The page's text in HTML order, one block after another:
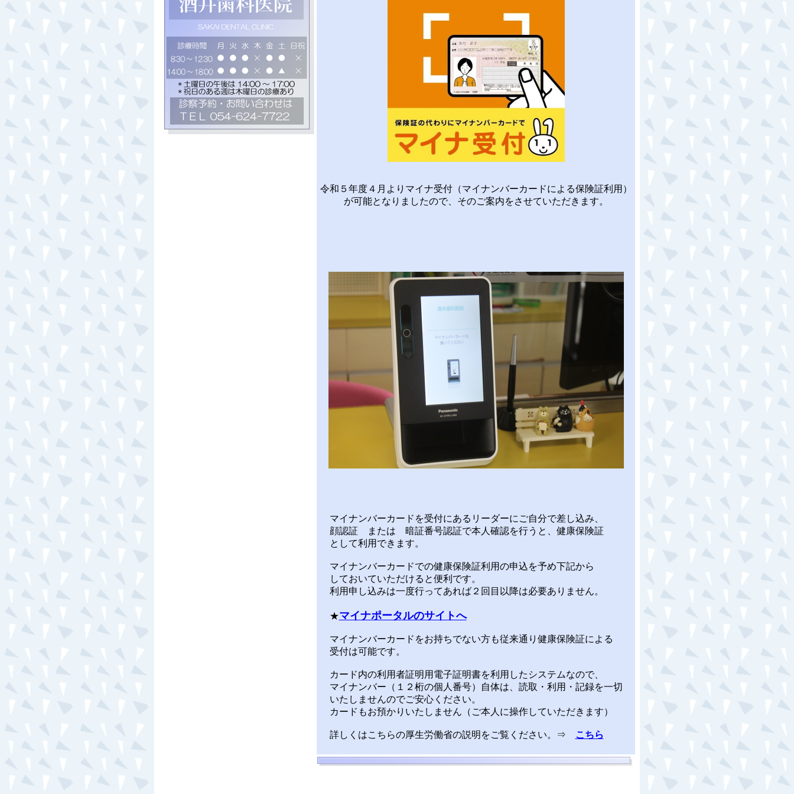
令和５年度４月よりマイナ受付（マイナンバーカードによる保険証利用）
が可能となりましたので、そのご案内をさせていただきます。
マイナンバーカードを受付にあるリーダーにご自分で差し込み、
顔認証 または 暗証番号認証で本人確認を行うと、健康保険証
として利用できます。
マイナンバーカードでの健康保険証利用の申込を予め下記から
しておいていただけると便利です。
利用申し込みは一度行ってあれば２回目以降は必要ありません。
★マイナポータルのサイトへ
マイナンバーカードをお持ちでない方も従来通り健康保険証による
受付は可能です。
カード内の利用者証明用電子証明書を利用したシステムなので、
マイナンバー（１２桁の個人番号）自体は、読取・利用・記録を一切
いたしませんのでご安心ください。
カードもお預かりいたしません（ご本人に操作していただきます）
詳しくはこちらの厚生労働省の説明をご覧ください。⇒ こちら